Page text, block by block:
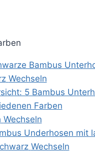
Wechseln
Wechseln
Wechseln